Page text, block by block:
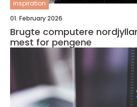
inspiration
01. February 2026
Brugte computere nordjylland sådan
mest for pengene